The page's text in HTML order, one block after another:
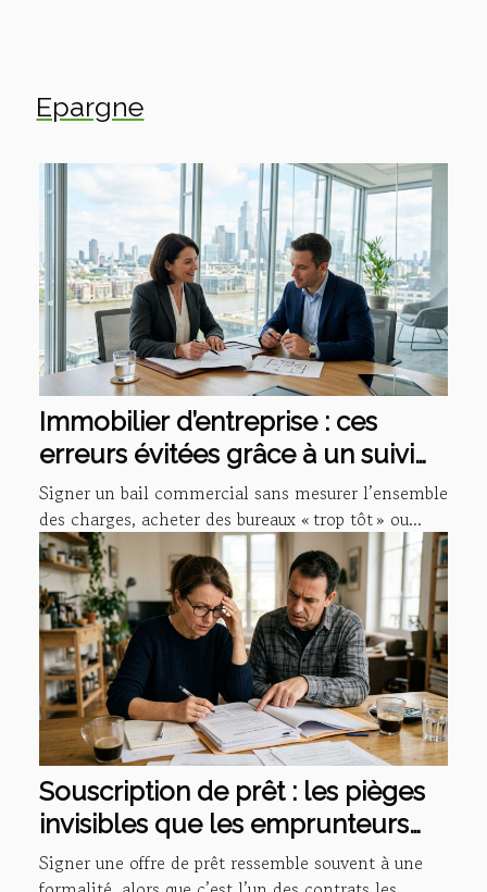
Epargne
Immobilier d’entreprise : ces
erreurs évitées grâce à un suivi
personnalisé
Signer un bail commercial sans mesurer l’ensemble
des charges, acheter des bureaux « trop tôt » ou...
Souscription de prêt : les pièges
invisibles que les emprunteurs
sous-estiment
Signer une offre de prêt ressemble souvent à une